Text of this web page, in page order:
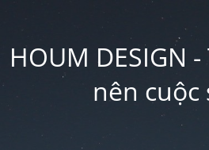
HOUM DESIGN
nên cuộc